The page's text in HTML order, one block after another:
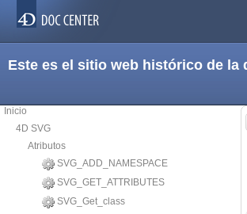
Este es el sitio web histórico de la
Inicio
4D SVG
Atributos
SVG_ADD_NAMESPACE
SVG_GET_ATTRIBUTES
SVG_Get_class